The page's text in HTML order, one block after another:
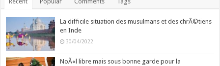
La difficile situation des musulmans et des chrÃ©tiens
en Inde
30/04/2022
NoÃ«l libre mais sous bonne garde pour la